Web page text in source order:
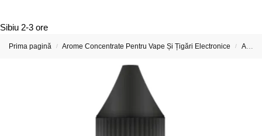
Sibiu 2-3 ore
Prima pagină / Arome Concentrate Pentru Vape Și Țigări Electronice / Aroma Concentrata Eliquid France